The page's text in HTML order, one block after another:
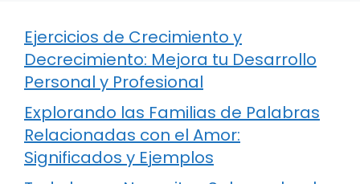
Ejercicios de Crecimiento y
Decrecimiento: Mejora tu Desarrollo
Personal y Profesional
Explorando las Familias de Palabras
Relacionadas con el Amor:
Significados y Ejemplos